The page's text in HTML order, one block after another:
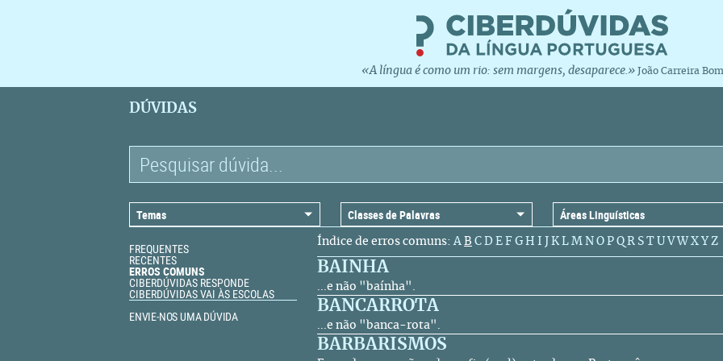
«A língua é como um rio: sem margens, desaparece.» João Carreira Bom
DÚVIDAS
FREQUENTES
RECENTES
ERROS COMUNS
CIBERDÚVIDAS RESPONDE
CIBERDÚVIDAS VAI ÀS ESCOLAS
ENVIE-NOS UMA DÚVIDA
Índice de erros comuns:A B C D E F G H I K L M N O P Q R S T U V W X Y Z
BAINHA
...e não "baínha".
BANCARROTA
...e não "banca-rota".
BARBARISMOS